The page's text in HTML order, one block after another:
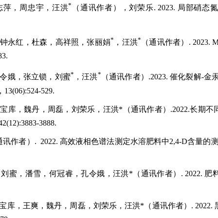
萍，周忠宇，汪洪* （通讯作者），刘荣乐. 2023. 局部硝态
永红，杜森，高祥照，张丽娟* ，汪洪*
（通讯作者）. 2023.
娥，张立锁，刘蜜* ，汪洪*
（通讯作者）.2023. 催化裂解-
529.
库，魏丹，周磊，刘荣乐，汪洪*（通讯作者）.2022.长期
3888.
作者）. 2022. 高效液相色谱法测定水溶肥料中2,4-D含量的
蜜，潘雪，何冠睿，孔令娥，汪洪*（通讯作者）. 2022. 肥
库，王爽，魏丹，周磊，刘荣乐，汪洪*（通讯作者）. 2022.